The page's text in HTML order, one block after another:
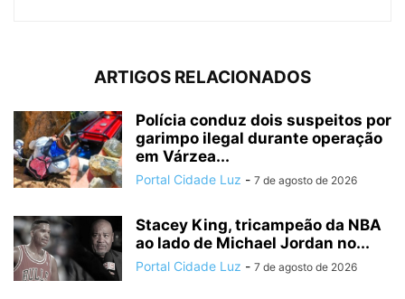
ARTIGOS RELACIONADOS
Polícia conduz dois suspeitos por
garimpo ilegal durante operação
em Várzea...
Portal Cidade Luz - 7 de agosto de 2026
Stacey King, tricampeão da NBA
ao lado de Michael Jordan no...
Portal Cidade Luz - 7 de agosto de 2026